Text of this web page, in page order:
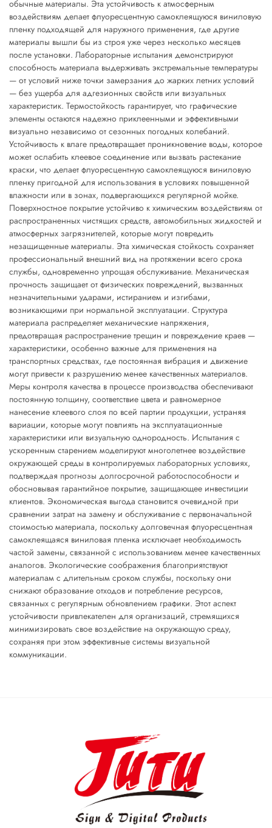
обычные материалы. Эта устойчивость к атмосферным
воздействиям делает флуоресцентную самоклеящуюся виниловую
пленку подходящей для наружного применения, где другие
материалы вышли бы из строя уже через несколько месяцев
после установки. Лабораторные испытания демонстрируют
способность материала выдерживать экстремальные температуры
— от условий ниже точки замерзания до жарких летних условий
— без ущерба для адгезионных свойств или визуальных
характеристик. Термостойкость гарантирует, что графические
элементы остаются надежно приклеенными и эффективными
визуально независимо от сезонных погодных колебаний.
Устойчивость к влаге предотвращает проникновение воды, которое
может ослабить клеевое соединение или вызвать растекание
краски, что делает флуоресцентную самоклеящуюся виниловую
пленку пригодной для использования в условиях повышенной
влажности или в зонах, подвергающихся регулярной мойке.
Поверхностное покрытие устойчиво к химическим воздействиям от
распространенных чистящих средств, автомобильных жидкостей и
атмосферных загрязнителей, которые могут повредить
незащищенные материалы. Эта химическая стойкость сохраняет
профессиональный внешний вид на протяжении всего срока
службы, одновременно упрощая обслуживание. Механическая
прочность защищает от физических повреждений, вызванных
незначительными ударами, истиранием и изгибами,
возникающими при нормальной эксплуатации. Структура
материала распределяет механические напряжения,
предотвращая распространение трещин и повреждение краев —
характеристики, особенно важные для применения на
транспортных средствах, где постоянная вибрация и движение
могут привести к разрушению менее качественных материалов.
Меры контроля качества в процессе производства обеспечивают
постоянную толщину, соответствие цвета и равномерное
нанесение клеевого слоя по всей партии продукции, устраняя
вариации, которые могут повлиять на эксплуатационные
характеристики или визуальную однородность. Испытания с
ускоренным старением моделируют многолетнее воздействие
окружающей среды в контролируемых лабораторных условиях,
подтверждая прогнозы долгосрочной работоспособности и
обосновывая гарантийное покрытие, защищающее инвестиции
клиентов. Экономическая выгода становится очевидной при
сравнении затрат на замену и обслуживание с первоначальной
стоимостью материала, поскольку долговечная флуоресцентная
самоклеящаяся виниловая пленка исключает необходимость
частой замены, связанной с использованием менее качественных
аналогов. Экологические соображения благоприятствуют
материалам с длительным сроком службы, поскольку они
снижают образование отходов и потребление ресурсов,
связанных с регулярным обновлением графики. Этот аспект
устойчивости привлекателен для организаций, стремящихся
минимизировать свое воздействие на окружающую среду,
сохраняя при этом эффективные системы визуальной
коммуникации.